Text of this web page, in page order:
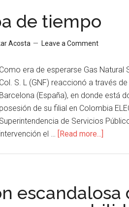
de tiempo
Acosta Leave a Comment
Como era de esperarse Gas Natural
Col. S. L (GNF) reaccionó a través
Barcelona (España), en donde está
posesión de su filial en Colombia
Superintendencia de Servicios
intervención el … [Read more...]
escandalosa